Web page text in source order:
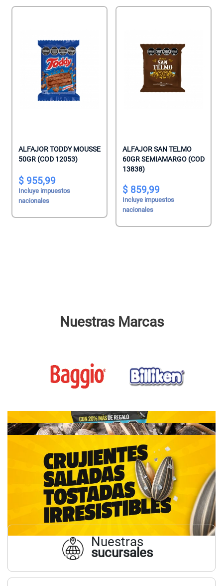
955,99
Incluye impuestos
nacionales
ALFAJOR TODDY MOUSSE
50GR (COD 12053)
859,99
Incluye impuestos
nacionales
ALFAJOR SAN TELMO
60GR SEMIAMARGO (COD
13838)
Nuestras Marcas
Nuestras
sucursales